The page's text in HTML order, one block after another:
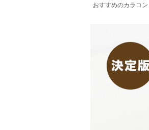
おすすめのカラコン